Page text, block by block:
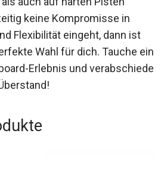
als auch auf harten Pisten
keine Kompromisse in
Flexibilität eingeht, dann ist
Wahl für dich. Tauche
Erlebnis und